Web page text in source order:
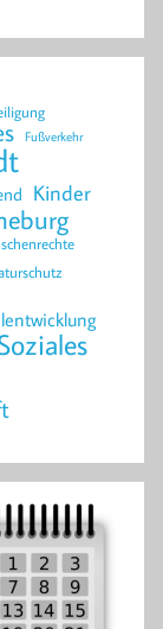
Fußverkehr
Kinder